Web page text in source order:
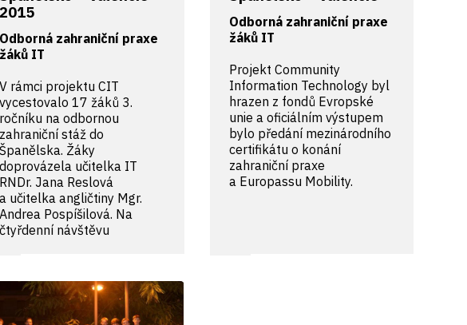
2015
Odborná zahraniční praxe
žáků IT
V rámci projektu CIT
vycestovalo 17 žáků 3.
ročníku na odbornou
zahraniční stáž do
Španělska. Žáky
doprovázela učitelka IT
RNDr. Jana Reslová
a učitelka angličtiny Mgr.
Andrea Pospíšilová. Na
čtyřdenní návštěvu
Odborná zahraniční praxe
žáků IT
Projekt Community
Information Technology byl
hrazen z fondů Evropské
unie a oficiálním výstupem
bylo předání mezinárodního
certifikátu o konání
zahraniční praxe
a Europassu Mobility.